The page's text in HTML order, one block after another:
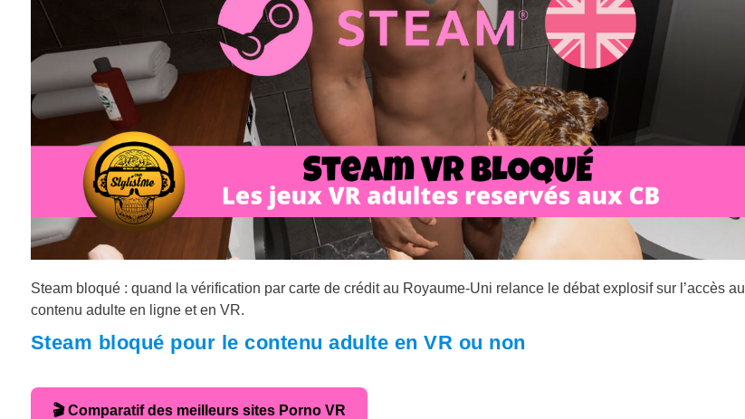
Steam bloqué : quand la vérification par carte de crédit au Royaume-Uni relance le débat explosif sur l’accès au
contenu adulte en ligne et en VR.
Steam bloqué pour le contenu adulte en VR ou non
🎬 Comparatif des meilleurs sites Porno VR